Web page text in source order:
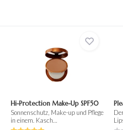
Hi-Protection Make-Up SPF50
Sonnenschutz, Make-up und Pflege
in einem. Kasch...